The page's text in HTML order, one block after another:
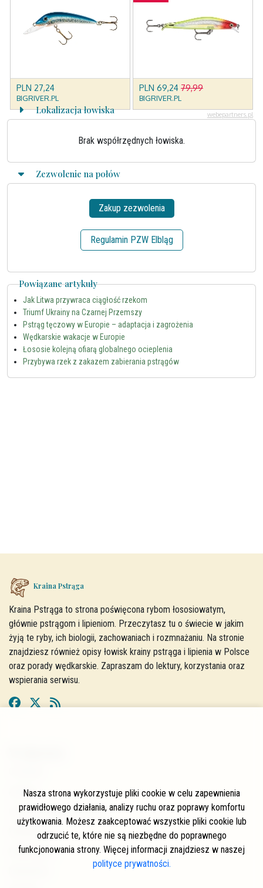
Lokalizacja łowiska
Brak współrzędnych łowiska.
Zezwolenie na połów
Zakup zezwolenia
Regulamin PZW Elbląg
Powiązane artykuły
Jak Litwa przywraca ciągłość rzekom
Triumf Ukrainy na Czarnej Przemszy
Pstrąg tęczowy w Europie – adaptacja i zagrożenia
Wędkarskie wakacje w Europie
Łososie kolejną ofiarą globalnego ocieplenia
Przybywa rzek z zakazem zabierania pstrągów
Kraina Pstrąga
Kraina Pstrąga to strona poświęcona rybom łososiowatym,
głównie pstrągom i lipieniom. Przeczytasz tu o świecie w jakim
żyją te ryby, ich biologii, zachowaniach i rozmnażaniu. Na stronie
znajdziesz również opisy łowisk krainy pstrąga i lipienia w Polsce
oraz porady wędkarskie. Zapraszam do lektury, korzystania oraz
wspierania serwisu.
Autorzy
Często zadawane pytania
Współpraca
Wspierający
Nasza strona wykorzystuje pliki cookie w celu zapewnienia
prawidłowego działania, analizy ruchu oraz poprawy komfortu
użytkowania. Możesz zaakceptować wszystkie pliki cookie lub
odrzucić te, które nie są niezbędne do poprawnego
funkcjonowania strony. Więcej informacji znajdziesz w naszej
polityce prywatności.